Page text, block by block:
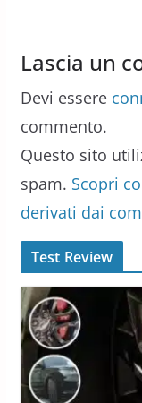
Lascia un
Devi essere
commento.
Questo sito
spam. Scopri
derivati dai
Test Review